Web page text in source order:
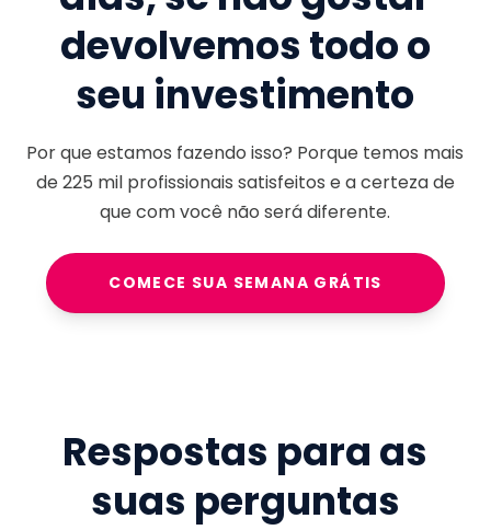
devolvemos todo o
seu investimento
Por que estamos fazendo isso? Porque temos mais
de225 milprofissionais satisfeitos e a certeza de
que com você não será diferente.
COMECE SUA SEMANA GRÁTIS
Respostas para as
suas perguntas